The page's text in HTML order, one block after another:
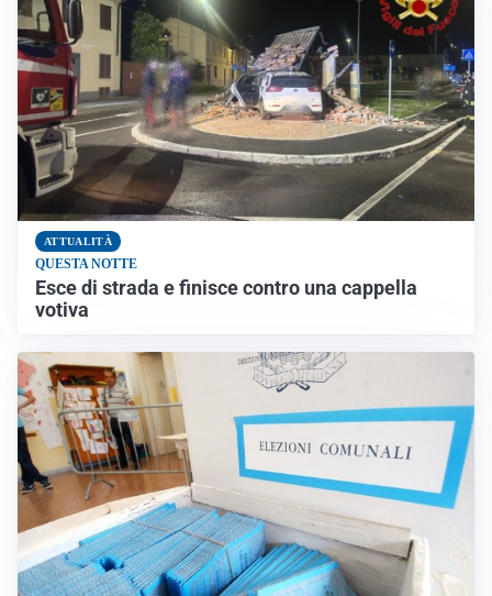
ATTUALITÀ
QUESTA NOTTE
Esce di strada e finisce contro una cappella
votiva